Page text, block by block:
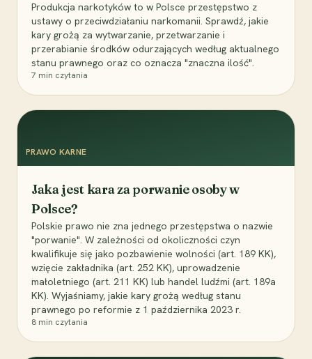
Produkcja narkotyków to w Polsce przestępstwo z
ustawy o przeciwdziałaniu narkomanii. Sprawdź, jakie
kary grożą za wytwarzanie, przetwarzanie i
przerabianie środków odurzających według aktualnego
stanu prawnego oraz co oznacza "znaczna ilość".
7 min czytania
PRAWO KARNE
Jaka jest kara za porwanie osoby w
Polsce?
Polskie prawo nie zna jednego przestępstwa o nazwie
"porwanie". W zależności od okoliczności czyn
kwalifikuje się jako pozbawienie wolności (art. 189 KK),
wzięcie zakładnika (art. 252 KK), uprowadzenie
małoletniego (art. 211 KK) lub handel ludźmi (art. 189a
KK). Wyjaśniamy, jakie kary grożą według stanu
prawnego po reformie z 1 października 2023 r.
8 min czytania